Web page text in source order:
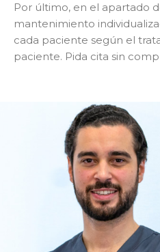
Por último, en el apartado
mantenimiento
cada paciente según el
paciente. Pida cita sin